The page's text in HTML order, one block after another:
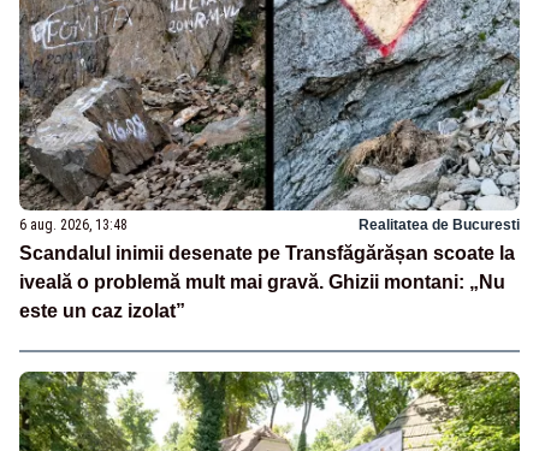
6 aug. 2026, 13:48 Realitatea de Bucuresti
Scandalul inimii desenate pe Transfăgărășan scoate la
iveală o problemă mult mai gravă. Ghizii montani: „Nu
este un caz izolat”